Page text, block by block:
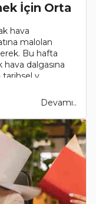
İçin Orta
hava
malolan
Bu hafta
hava dalgasına
v..
Devamı..